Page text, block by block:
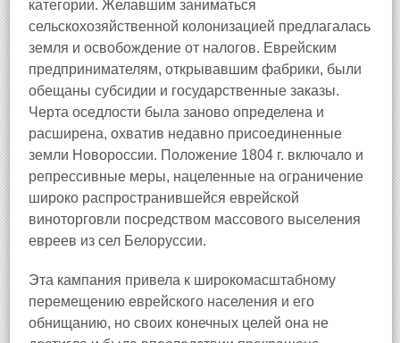
категории. Желавшим заниматься
сельскохозяйственной колонизацией предлагалась
земля и освобождение от налогов. Еврейским
предпринимателям, открывавшим фабрики, были
обещаны субсидии и государственные заказы.
Черта оседлости была заново определена и
расширена, охватив недавно присоединенные
земли Новороссии. Положение 1804 г. включало и
репрессивные меры, нацеленные на ограничение
широко распространившейся еврейской
виноторговли посредством массового выселения
евреев из сел Белоруссии.
Эта кампания привела к широкомасштабному
перемещению еврейского населения и его
обнищанию, но своих конечных целей она не